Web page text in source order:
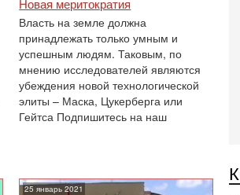
Новая меритократия
Власть на земле должна
принадлежать только умным и
успешным людям. Таковым, по
мнению исследователей являются
убеждения новой технологической
элиты – Маска, Цукерберга или
Гейтса Подпишитесь на наш
25 январь 2021